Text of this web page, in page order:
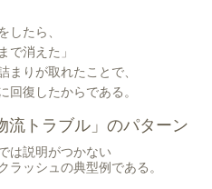
したら、
で消えた」
まりが取れたことで、
回復したからである。
流トラブル」のパターン
は説明がつかない
ラッシュの典型例である。